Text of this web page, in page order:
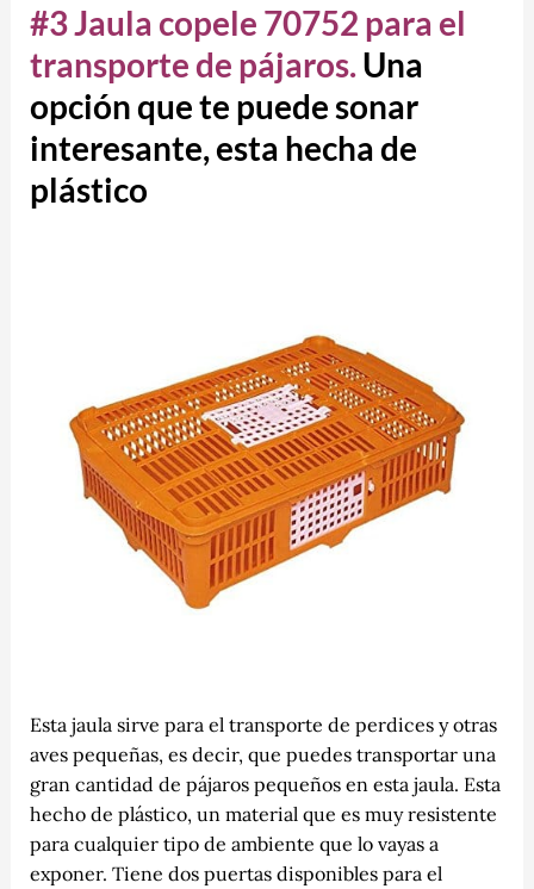
#3 Jaula copele 70752 para el
transporte de pájaros.Una
opción que te puede sonar
interesante, esta hecha de
plástico
Esta jaula sirve para el transporte de perdices y otras
aves pequeñas, es decir, que puedes transportar una
gran cantidad de pájaros pequeños en esta jaula. Esta
hecho de plástico, un material que es muy resistente
para cualquier tipo de ambiente que lo vayas a
exponer. Tiene dos puertas disponibles para el